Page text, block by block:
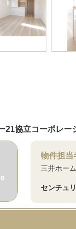
21協立コーポレー
物件担当
三井ホー
センチュ